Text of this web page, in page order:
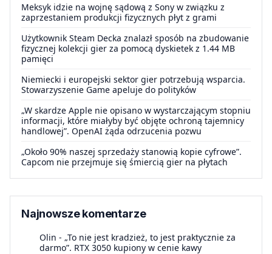
Meksyk idzie na wojnę sądową z Sony w związku z
zaprzestaniem produkcji fizycznych płyt z grami
Użytkownik Steam Decka znalazł sposób na zbudowanie
fizycznej kolekcji gier za pomocą dyskietek z 1.44 MB
pamięci
Niemiecki i europejski sektor gier potrzebują wsparcia.
Stowarzyszenie Game apeluje do polityków
„W skardze Apple nie opisano w wystarczającym stopniu
informacji, które miałyby być objęte ochroną tajemnicy
handlowej”. OpenAI żąda odrzucenia pozwu
„Około 90% naszej sprzedaży stanowią kopie cyfrowe”.
Capcom nie przejmuje się śmiercią gier na płytach
Najnowsze komentarze
Olin - „To nie jest kradzież, to jest praktycznie za
darmo”. RTX 3050 kupiony w cenie kawy